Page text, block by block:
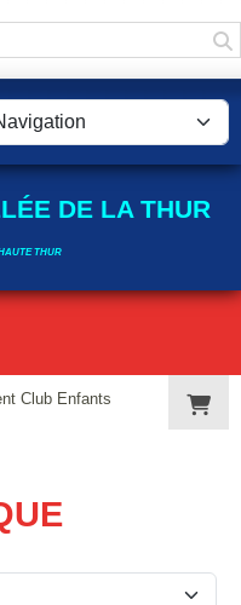
DE LA THUR
THUR
Club Enfants